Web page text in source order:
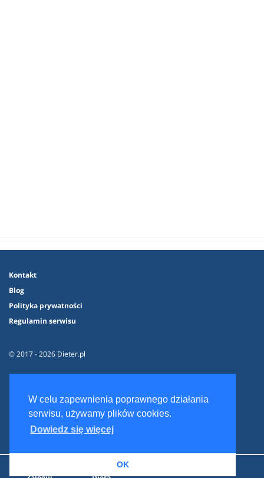
W celu zapewnienia poprawnego działania
serwisu, używamy plików cookies.
Dowiedz się więcej
OK
Kontakt
Blog
Polityka prywatności
Regulamin serwisu
© 2017 - 2026 Dieter.pl